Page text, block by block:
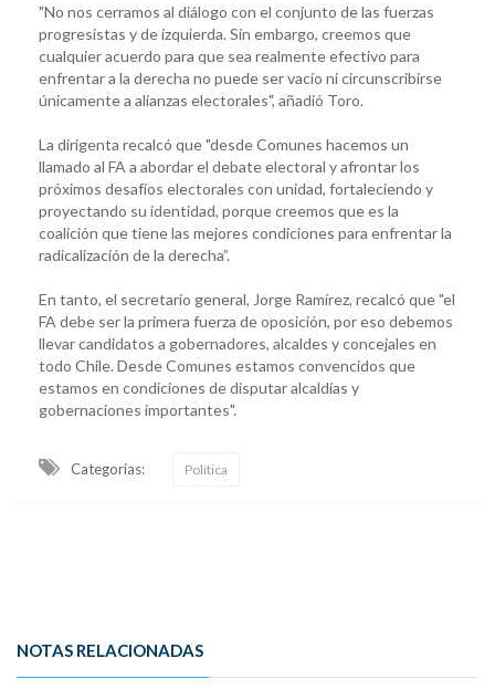
"No nos cerramos al diálogo con el conjunto de las fuerzas
progresistas y de izquierda. Sin embargo, creemos que
cualquier acuerdo para que sea realmente efectivo para
enfrentar a la derecha no puede ser vacío ni circunscribirse
únicamente a alianzas electorales", añadió Toro.
La dirigenta recalcó que "desde Comunes hacemos un
llamado al FA a abordar el debate electoral y afrontar los
próximos desafíos electorales con unidad, fortaleciendo y
proyectando su identidad, porque creemos que es la
coalición que tiene las mejores condiciones para enfrentar la
radicalización de la derecha”.
En tanto, el secretario general, Jorge Ramírez, recalcó que "el
FA debe ser la primera fuerza de oposición, por eso debemos
llevar candidatos a gobernadores, alcaldes y concejales en
todo Chile. Desde Comunes estamos convencidos que
estamos en condiciones de disputar alcaldías y
gobernaciones importantes".
Categorias: Política
NOTAS RELACIONADAS